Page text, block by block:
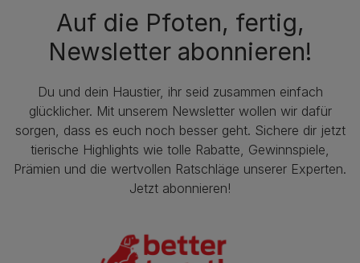
Auf die Pfoten, fertig,
Newsletter abonnieren!
Du und dein Haustier, ihr seid zusammen einfach
glücklicher. Mit unserem Newsletter wollen wir dafür
sorgen, dass es euch noch besser geht. Sichere dir jetzt
tierische Highlights wie tolle Rabatte, Gewinnspiele,
Prämien und die wertvollen Ratschläge unserer Experten.
Jetzt abonnieren!